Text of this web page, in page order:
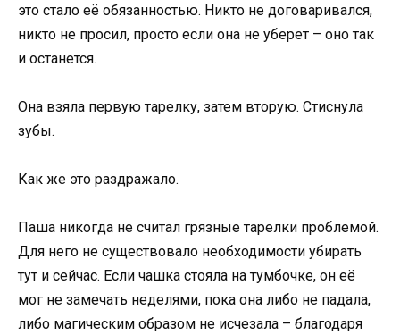
это стало её обязанностью. Никто не договаривался,
никто не просил, просто если она не уберет – оно так
и останется.
Она взяла первую тарелку, затем вторую. Стиснула
зубы.
Как же это раздражало.
Паша никогда не считал грязные тарелки проблемой.
Для него не существовало необходимости убирать
тут и сейчас. Если чашка стояла на тумбочке, он её
мог не замечать неделями, пока она либо не падала,
либо магическим образом не исчезала – благодаря